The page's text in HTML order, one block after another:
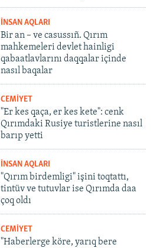
İNSAN AQLARI
Bir an – ve casussıñ. Qırım
mahkemeleri devlet hainligi
qabaatlavlarını daqqalar içinde
nasıl baqalar
CEMİYET
"Er kes qaça, er kes kete": cenk
Qırımdaki Rusiye turistlerine nasıl
barıp yetti
İNSAN AQLARI
"Qırım birdemligi" işini toqtattı,
tintüv ve tutuvlar ise Qırımda daa
çoq oldı
CEMİYET
"Haberlerge köre, yarıq bere